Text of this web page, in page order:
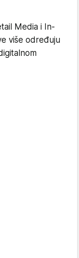
Media i In-
više određuju